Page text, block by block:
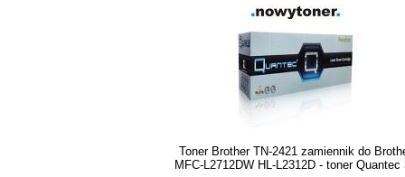
Toner Brother TN-2421 zamiennik do
MFC-L2712DW HL-L2312D - toner Quantec